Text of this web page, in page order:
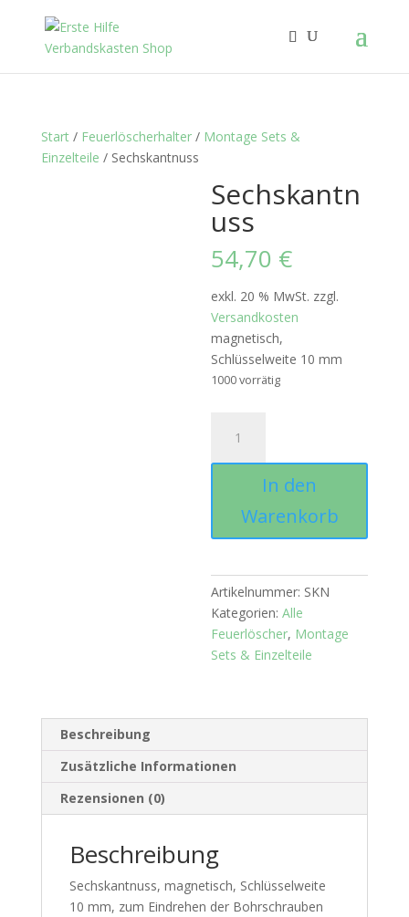
Start/ Feuerlöscherhalter/ Montage Sets &
Einzelteile / Sechskantnuss
Sechskantn
uss
54,70 €
exkl. 20 % MwSt. zzgl.
Versandkosten
magnetisch,
Schlüsselweite 10 mm
1000 vorrätig
Menge
In den
Warenkorb
Artikelnummer: SKN
Kategorien:Alle
Feuerlöscher, Montage
Sets & Einzelteile
Beschreibung
Zusätzliche Informationen
Rezensionen (0)
Beschreibung
Sechskantnuss, magnetisch, Schlüsselweite
10 mm, zum Eindrehen der Bohrschrauben